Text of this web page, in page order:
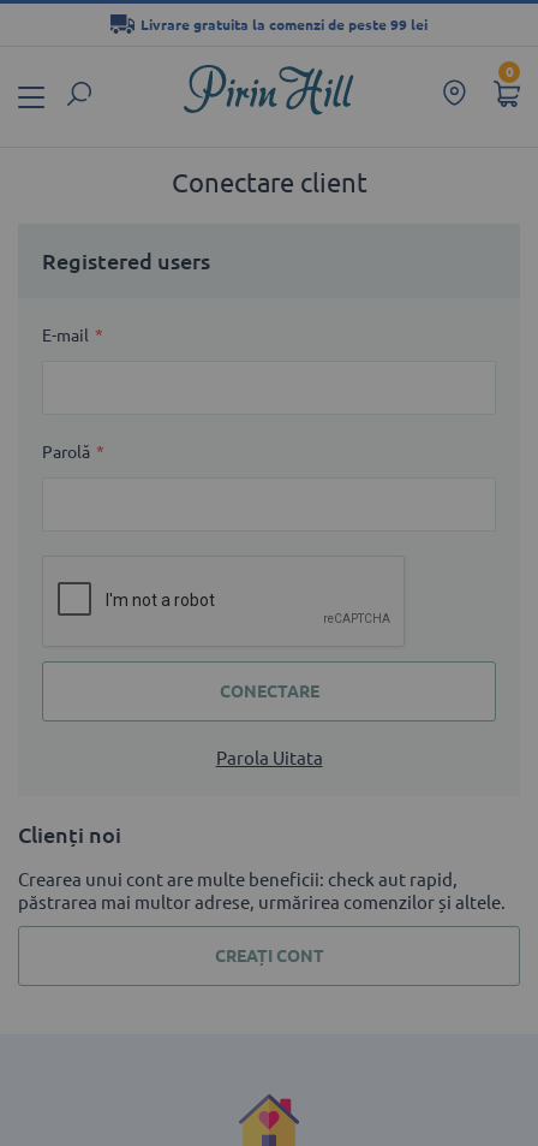
0
Livrare gratuita la comenzi de peste 99 lei
Conținut
Conectare client
Registered users
E-mail
Parolă
CONECTARE
Parola Uitata
Clienți noi
Crearea unui cont are multe beneficii: check aut rapid,
păstrarea mai multor adrese, urmărirea comenzilor și altele.
CREAȚI CONT